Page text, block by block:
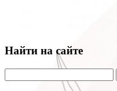
Найти на сайте